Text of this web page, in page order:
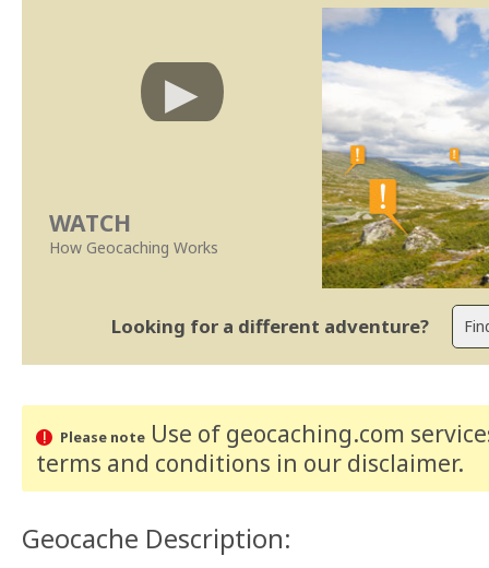
WATCH
How Geocaching Works
Looking for a different adventure?
Please noteUse of geocaching.com
terms and conditions in our disclaimer.
Geocache Description: